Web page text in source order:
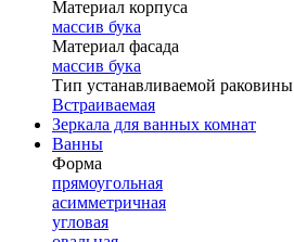
Материал корпуса
массив бука
Материал фасада
массив бука
Тип устанавливаемой раковины
Встраиваемая
Зеркала для ванных комнат
Ванны
Форма
прямоугольная
асимметричная
угловая